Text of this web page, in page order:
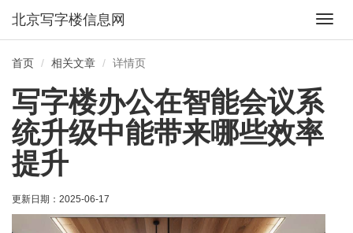
切
北京写字楼信息网
首页 相关文章 详情页
写字楼办公在智能会议系
统升级中能带来哪些效率
提升
更新日期： 2025-06-17